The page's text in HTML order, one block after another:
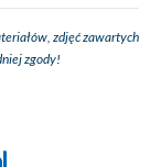
zdjęć zawartych
zgody!